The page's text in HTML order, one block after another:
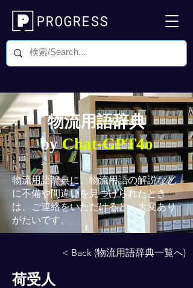
物流用語辞典
byChat-GPT4o
物流用語辞典に、物流用語の解説など
に不備や間違いを見つけられたとき
は、ご連絡をいただけると、大変あり
がたいです。
< Back (物流用語辞典一覧へ)
荷受人